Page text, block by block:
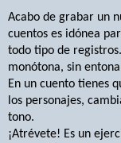
Acabo de grabar un
cuentos es idónea
todo tipo de
monótona, sin
En un cuento tienes
los personajes,
tono.
¡Atrévete! Es un